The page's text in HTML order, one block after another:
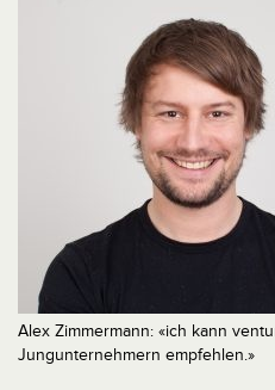
Alex Zimmermann: «ich kann
Jungunternehmern empfehlen.»